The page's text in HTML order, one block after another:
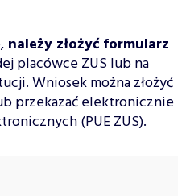
należy złożyć formularz
placówce ZUS lub na
Wniosek można złożyć
przekazać elektronicznie
(PUE ZUS).